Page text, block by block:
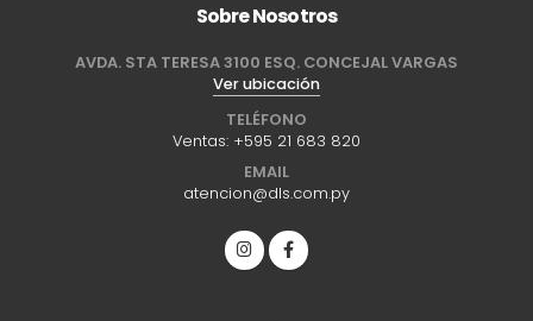
Sobre Nosotros
AVDA. STA TERESA 3100 ESQ. CONCEJAL VARGAS
Ver ubicación
TELÉFONO
Ventas: +595 21 683 820
EMAIL
atencion@dls.com.py